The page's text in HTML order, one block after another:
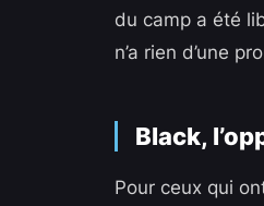
du camp a été
n’a rien d’une
Black,
Pour ceux qui